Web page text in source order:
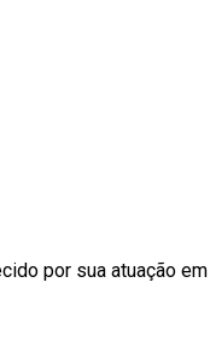
por sua atuação